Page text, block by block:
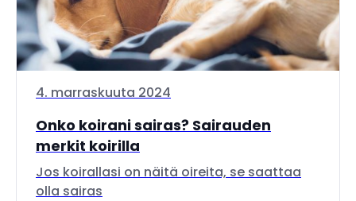
4. marraskuuta 2024
Onko koirani sairas? Sairauden
merkit koirilla
Jos koirallasi on näitä oireita, se saattaa
olla sairas